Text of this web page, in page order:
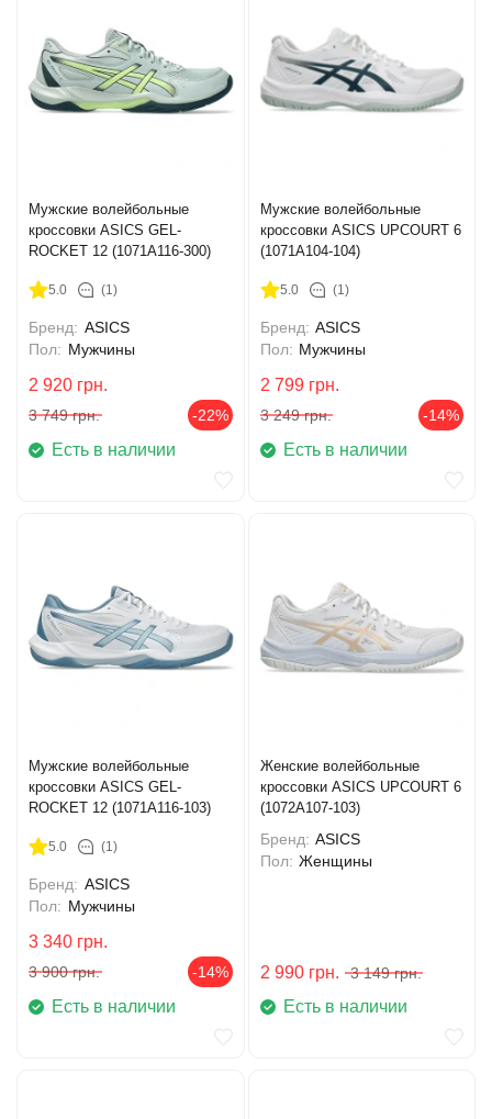
Мужские волейбольные
кроссовки ASICS GEL-
ROCKET 12 (1071A116-300)
5.0 (1)
Бренд: ASICS
Пол: Мужчины
2 920 грн.
3 749 грн. -22%
Есть в наличии
Мужские волейбольные
кроссовки ASICS UPCOURT 6
(1071A104-104)
5.0 (1)
Бренд: ASICS
Пол: Мужчины
2 799 грн.
3 249 грн. -14%
Есть в наличии
Мужские волейбольные
кроссовки ASICS GEL-
ROCKET 12 (1071A116-103)
5.0 (1)
Бренд: ASICS
Пол: Мужчины
3 340 грн.
3 900 грн. -14%
Есть в наличии
Женские волейбольные
кроссовки ASICS UPCOURT 6
(1072A107-103)
Бренд: ASICS
Пол: Женщины
2 990 грн. 3 149 грн.
Есть в наличии